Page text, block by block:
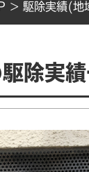
> 駆除実績(地
除実績